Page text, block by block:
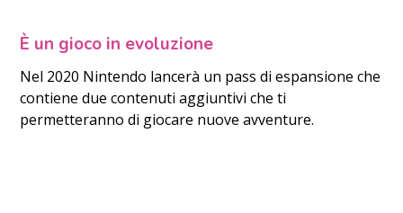
È un gioco in evoluzione
Nel 2020 Nintendo lancerà un pass di espansione che
contiene due contenuti aggiuntivi che ti
permetteranno di giocare nuove avventure.